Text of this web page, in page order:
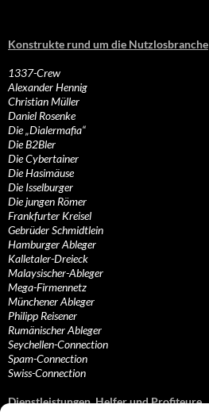
Konstrukte rund um die Nutzlosbranche
1337-Crew
Alexander Hennig
Christian Müller
Daniel Rosenke
Die „Dialermafia“
Die B2Bler
Die Cybertainer
Die Hasimäuse
Die Isselburger
Die jungen Römer
Frankfurter Kreisel
Gebrüder Schmidtlein
Hamburger Ableger
Kalletaler-Dreieck
Malaysischer-Ableger
Mega-Firmennetz
Münchener Ableger
Philipp Reisener
Rumänischer Ableger
Seychellen-Connection
Spam-Connection
Swiss-Connection
Dienstleistungen, Helfer und Profiteure